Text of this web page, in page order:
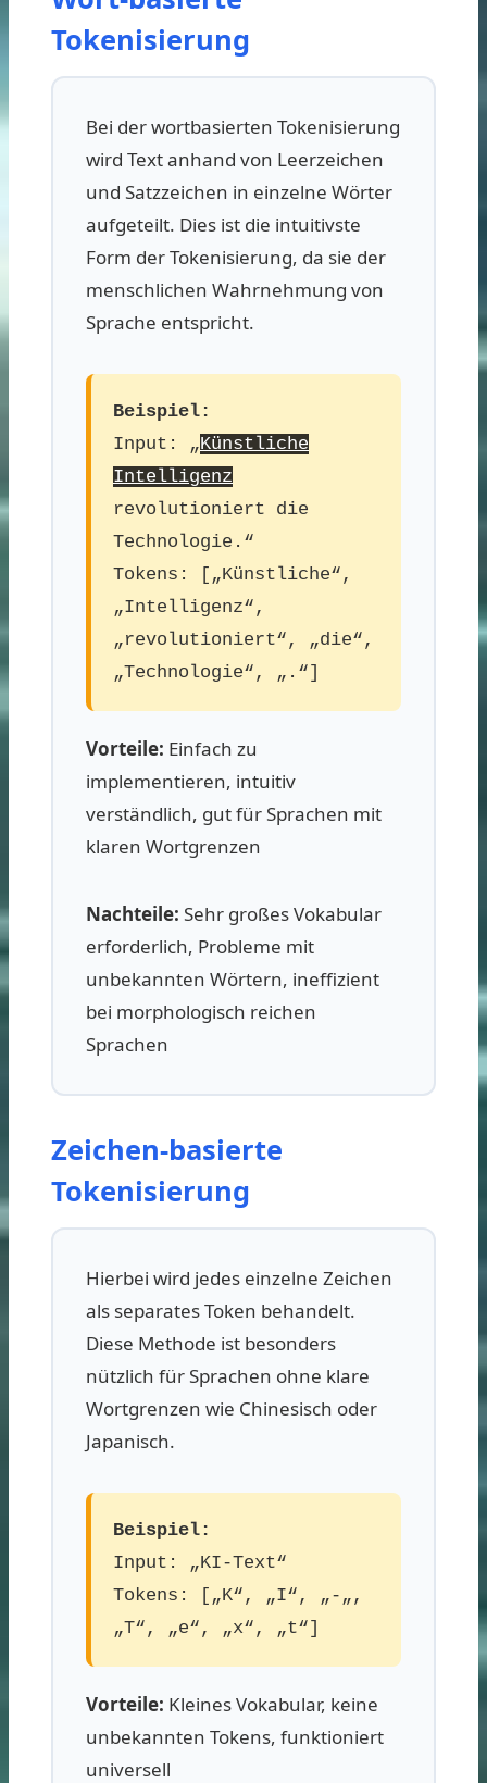
Tokenisierung
Bei der wortbasierten Tokenisierung
wird Text anhand von Leerzeichen
und Satzzeichen in einzelne Wörter
aufgeteilt. Dies ist die intuitivste
Form der Tokenisierung, da sie der
menschlichen Wahrnehmung von
Sprache entspricht.
Beispiel:
Input: „Künstliche
Intelligenz
revolutioniert die
Technologie.“
Tokens: [„Künstliche“,
„Intelligenz“,
„revolutioniert“, „die“,
„Technologie“, „.“]
Vorteile: Einfach zu
implementieren, intuitiv
verständlich, gut für Sprachen mit
klaren Wortgrenzen
Nachteile: Sehr großes Vokabular
erforderlich, Probleme mit
unbekannten Wörtern, ineffizient
bei morphologisch reichen
Sprachen
Zeichen-basierte
Tokenisierung
Hierbei wird jedes einzelne Zeichen
als separates Token behandelt.
Diese Methode ist besonders
nützlich für Sprachen ohne klare
Wortgrenzen wie Chinesisch oder
Japanisch.
Beispiel:
Input: „KI-Text“
Tokens: [„K“, „I“, „-„,
„T“, „e“, „x“, „t“]
Vorteile: Kleines Vokabular, keine
unbekannten Tokens, funktioniert
universell